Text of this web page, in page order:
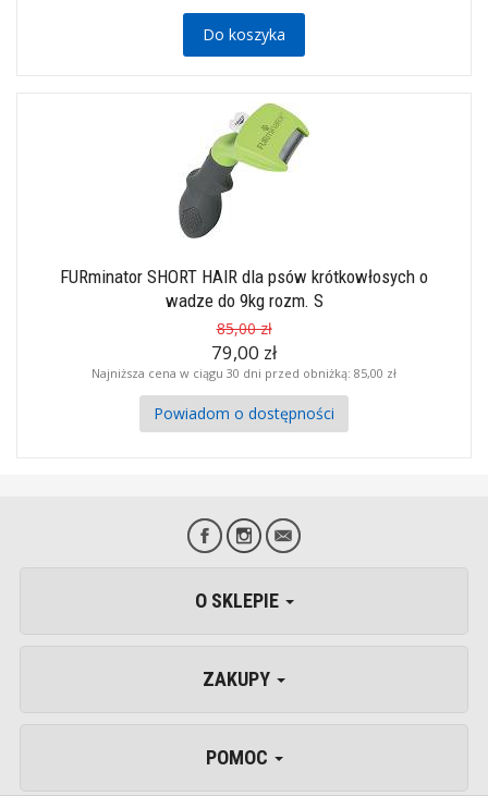
Do koszyka
FURminator SHORT HAIR dla psów krótkowłosych o
wadze do 9kg rozm. S
85,00 zł
79,00 zł
Najniższa cena w ciągu 30 dni przed obniżką: 85,00 zł
Powiadom o dostępności
O SKLEPIE
ZAKUPY
POMOC